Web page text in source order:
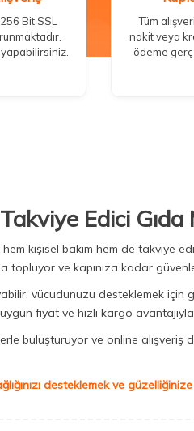
Bit SSL
yapabilirsiniz.
Tüm
nakit veya
ödeme
Edici Gıda
kişisel bakım hem de takviye
topluyor ve kapınıza kadar
vücudunuzu desteklemek için
fiyat ve hızlı kargo
buluşturuyor ve online alışveriş
desteklemek ve